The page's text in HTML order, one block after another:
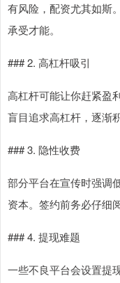
有风险，配资尤其如斯
承受才能。
### 2. 高杠杆吸引
高杠杆可能让你赶紧盈
盲目追求高杠杆，逐渐
### 3. 隐性收费
部分平台在宣传时强调
资本。签约前务必仔细
### 4. 提现难题
一些不良平台会设置提